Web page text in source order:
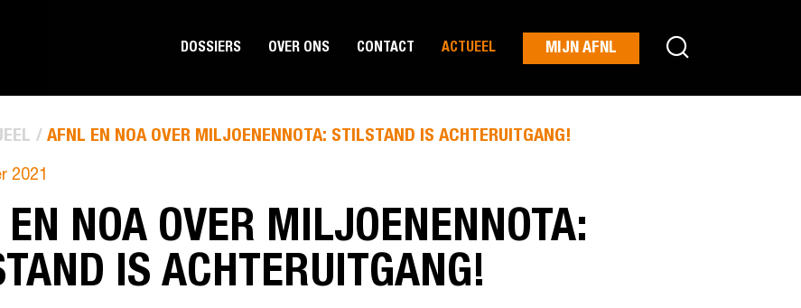
DOSSIERS OVER ONS CONTACT ACTUEEL MIJN AFNL
AFNL EN NOA OVER MILJOENENNOTA: STILSTAND IS ACHTERUITGANG!
2021
NOA OVER MILJOENENNOTA:
IS ACHTERUITGANG!